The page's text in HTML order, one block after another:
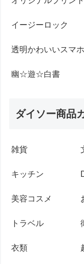
イージーロック
透明かわいいスマ
幽☆遊☆白書
ダイソー商品
雑貨
キッチン
美容コスメ
トラベル
衣類